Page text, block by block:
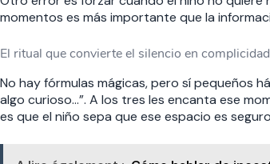
momentos es más importante que la
El ritual que convierte el silencio en complicidad
No hay fórmulas mágicas, pero sí pequeños
algo curioso…”. A los tres les encanta ese
es que el niño sepa que ese espacio es